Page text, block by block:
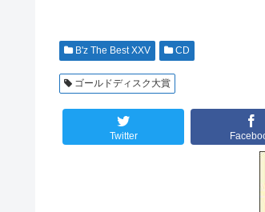
B'z The Best XXV CD
ゴールドディスク大賞
Twitter